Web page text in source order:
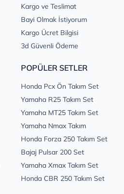
Kargo ve Teslimat
Bayi Olmak İstiyorum
Kargo Ücret Bilgisi
3d Güvenli Ödeme
POPÜLER SETLER
Honda Pcx Ön Takım Set
Yamaha R25 Takım Set
Yamaha MT25 Takım Set
Yamaha Nmax Takım
Honda Forza 250 Takım Set
Bajaj Pulsar 200 Set
Yamaha Xmax Takım Set
Honda CBR 250 Takım Set